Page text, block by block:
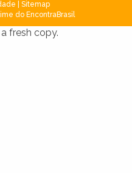
Sitemap
do EncontraBrasil
fresh copy.